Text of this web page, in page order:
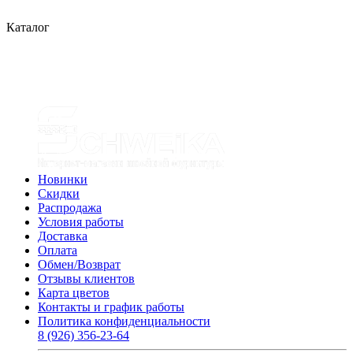
Каталог
Новинки
Скидки
Распродажа
Условия работы
Доставка
Оплата
Обмен/Возврат
Отзывы клиентов
Карта цветов
Контакты и график работы
Политика конфиденциальности
8 (926) 356-23-64